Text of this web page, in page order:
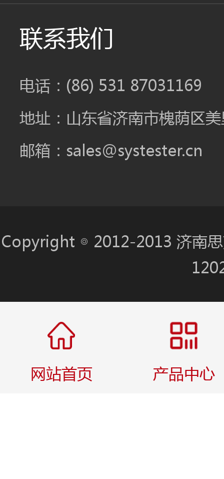
联系我们
电话：(86) 531 87031169
地址：山东省济南市槐荫区
邮箱：sales@systester.cn
Copyright ◎ 2012-2013 济南
网站首页 产品中心